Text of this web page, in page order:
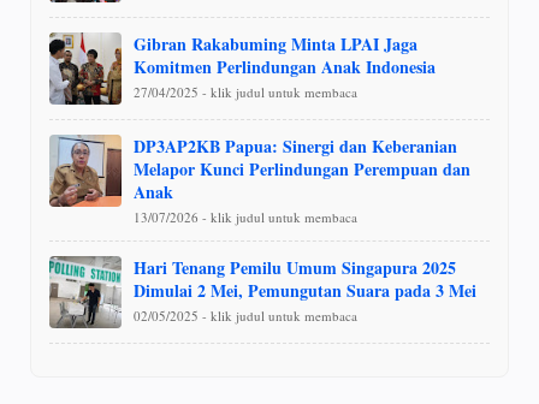
Gibran Rakabuming Minta LPAI Jaga
Komitmen Perlindungan Anak Indonesia
27/04/2025 - klik judul untuk membaca
DP3AP2KB Papua: Sinergi dan Keberanian
Melapor Kunci Perlindungan Perempuan dan
Anak
13/07/2026 - klik judul untuk membaca
Hari Tenang Pemilu Umum Singapura 2025
Dimulai 2 Mei, Pemungutan Suara pada 3 Mei
02/05/2025 - klik judul untuk membaca